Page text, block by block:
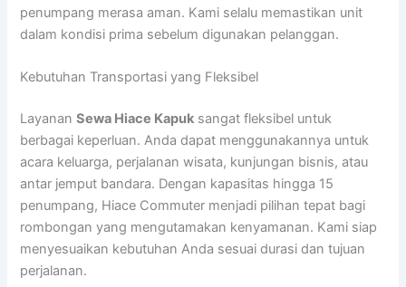
penumpang merasa aman. Kami selalu memastikan unit
dalam kondisi prima sebelum digunakan pelanggan.
Kebutuhan Transportasi yang Fleksibel
LayananSewa Hiace Kapuk sangat fleksibel untuk
berbagai keperluan. Anda dapat menggunakannya untuk
acara keluarga, perjalanan wisata, kunjungan bisnis, atau
antar jemput bandara. Dengan kapasitas hingga 15
penumpang, Hiace Commuter menjadi pilihan tepat bagi
rombongan yang mengutamakan kenyamanan. Kami siap
menyesuaikan kebutuhan Anda sesuai durasi dan tujuan
perjalanan.